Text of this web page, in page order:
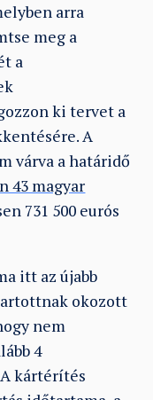
arra
meg a
a
ki tervet a
A
várva a határidő
43 magyar
731 500 eurós
itt az újabb
okozott
nem
4
kártérítés